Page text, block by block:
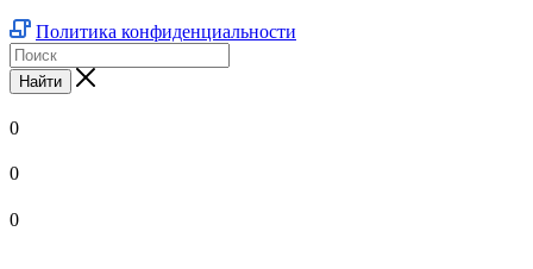
Политика конфиденциальности
Найти
0
0
0